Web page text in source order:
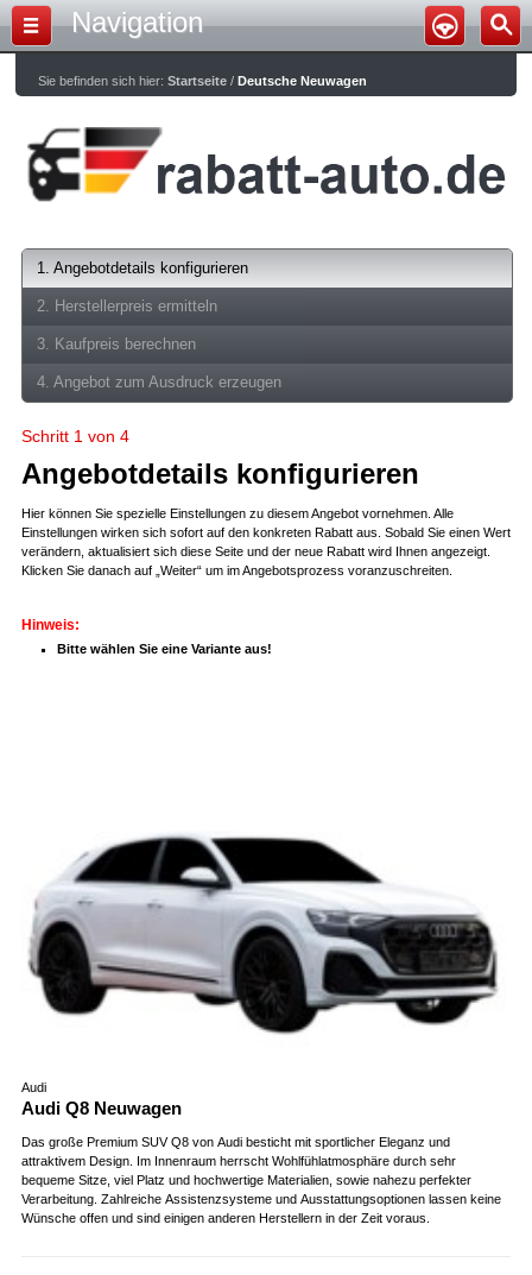
Navigation
Sie befinden sich hier:Startseite /Deutsche Neuwagen
1. Angebotdetails konfigurieren
2. Herstellerpreis ermitteln
3. Kaufpreis berechnen
4. Angebot zum Ausdruck erzeugen
Schritt 1 von 4
Angebotdetails konfigurieren
Hier können Sie spezielle Einstellungen zu diesem Angebot vornehmen. Alle
Einstellungen wirken sich sofort auf den konkreten Rabatt aus. Sobald Sie einen Wert
verändern, aktualisiert sich diese Seite und der neue Rabatt wird Ihnen angezeigt.
Klicken Sie danach auf „Weiter“ um im Angebotsprozess voranzuschreiten.
Hinweis:
Bitte wählen Sie eine Variante aus!
Audi
Audi Q8 Neuwagen
Das große Premium SUV Q8 von Audi besticht mit sportlicher Eleganz und
attraktivem Design. Im Innenraum herrscht Wohlfühlatmosphäre durch sehr
bequeme Sitze, viel Platz und hochwertige Materialien, sowie nahezu perfekter
Verarbeitung. Zahlreiche Assistenzsysteme und Ausstattungsoptionen lassen keine
Wünsche offen und sind einigen anderen Herstellern in der Zeit voraus.